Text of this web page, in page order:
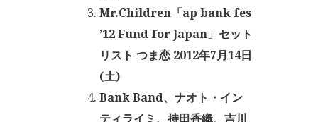
Mr.Children「ap bank fes
’12 Fund for Japan」セット
リスト つま恋 2012年7月14日
(土)
Bank Band、ナオト・イン
ティライミ、持田香織、吉川